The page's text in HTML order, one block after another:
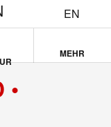
EN
MEHR